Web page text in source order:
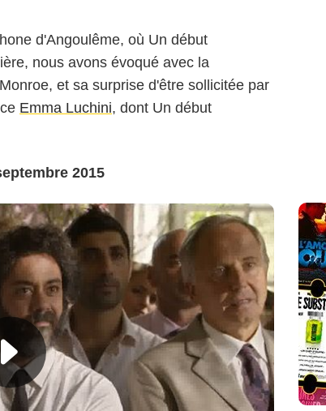
d'Angoulême, où Un début
nous avons évoqué avec la
et sa surprise d'être sollicitée par
Emma Luchini, dont Un début
2015